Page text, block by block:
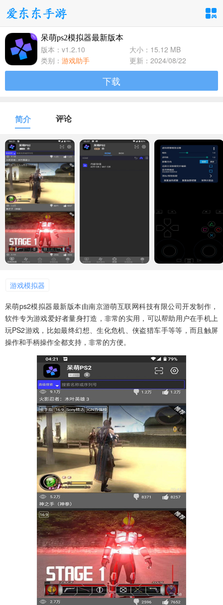
手游分类
卡牌回合
1百+款手游
1百+款手游
体育竞速
1百+款手游
冒险解谜
1百+款手游
模拟经营
1百+款手游
音乐舞蹈
1百+款手游
呆萌ps2模拟器最新版本
版本：v1.2.10
大小：15.12 MB
类别： 游戏助手 更新：2024/08/22
下载
简介 评论
游戏模拟器
呆萌ps2模拟器最新版本由南京游萌互联网科技有限公司开发制作，
软件专为游戏爱好者量身打造，非常的实用，可以帮助用户在手机上
玩PS2游戏，比如最终幻想、生化危机、侠盗猎车手等等，而且触屏
操作和手柄操作全都支持，非常的方便。